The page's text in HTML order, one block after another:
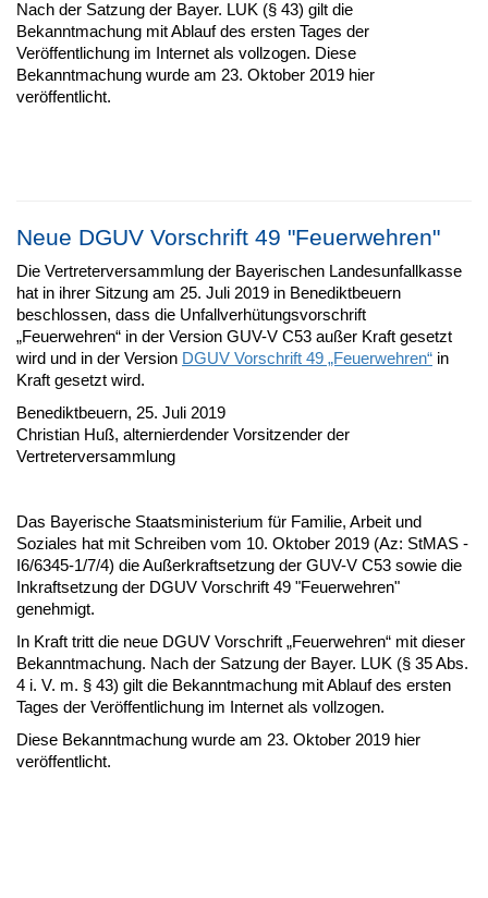
Nach der Satzung der Bayer. LUK (§ 43) gilt die
Bekanntmachung mit Ablauf des ersten Tages der
Veröffentlichung im Internet als vollzogen. Diese
Bekanntmachung wurde am 23. Oktober 2019 hier
veröffentlicht.
Neue DGUV Vorschrift 49 "Feuerwehren"
Die Vertreterversammlung der Bayerischen Landesunfallkasse
hat in ihrer Sitzung am 25. Juli 2019 in Benediktbeuern
beschlossen, dass die Unfallverhütungsvorschrift
„Feuerwehren“ in der Version GUV-V C53 außer Kraft gesetzt
wird und in der Version DGUV Vorschrift 49 „Feuerwehren“ in
Kraft gesetzt wird.
Benediktbeuern, 25. Juli 2019
Christian Huß, alternierdender Vorsitzender der
Vertreterversammlung
Das Bayerische Staatsministerium für Familie, Arbeit und
Soziales hat mit Schreiben vom 10. Oktober 2019 (Az: StMAS -
I6/6345-1/7/4) die Außerkraftsetzung der GUV-V C53 sowie die
Inkraftsetzung der DGUV Vorschrift 49 "Feuerwehren"
genehmigt.
In Kraft tritt die neue DGUV Vorschrift „Feuerwehren“ mit dieser
Bekanntmachung. Nach der Satzung der Bayer. LUK (§ 35 Abs.
4 i. V. m. § 43) gilt die Bekanntmachung mit Ablauf des ersten
Tages der Veröffentlichung im Internet als vollzogen.
Diese Bekanntmachung wurde am 23. Oktober 2019 hier
veröffentlicht.